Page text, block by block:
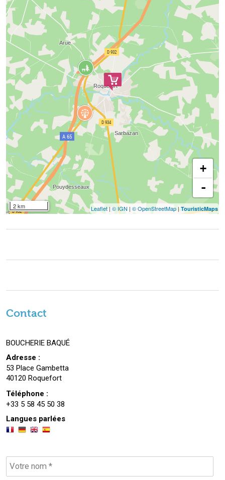
2 km
+
-
Leaflet | © IGN | © OpenStreetMap | TouristicMaps
Contact
BOUCHERIE BAQUÉ
Adresse :
53 Place Gambetta
40120 Roquefort
Téléphone :
+33 5 58 45 50 38
Langues parlées